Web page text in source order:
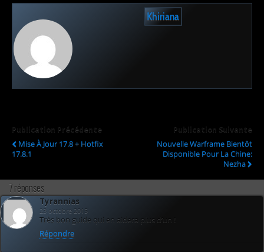
Khiriana
Publication Précédente
Mise À Jour 17.8 + Hotfix
17.8.1
Publication Suivante
Nouvelle Warframe Bientôt
Disponible Pour La Chine:
Nezha
7 réponses
Tyrannias
23 octobre 2015
Très bon guide qui en aidera plus d’un !
Répondre